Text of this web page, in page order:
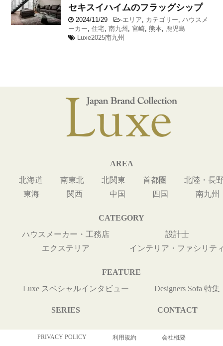
セキスイハイムのフラッグシップ
2024/11/29 -エリア カテゴリー ,ハウスメ
ーカー ,住宅 ,南九州 ,宮崎 熊本
鹿児島
Luxe2025南九州
AREA
北海道
南東北 北関東 首都圏
北陸・長
東海
関西 中国 四国 南九州
CATEGORY
ハウスメーカー・工務店
設計士
エクステリア
インテリア・ファシリテ
FEATURE
Luxe スペシャルインタビュー
Designers Sofa 特集
SERIES CONTACT
PRIVACY POLICY 利用規約 会社概要